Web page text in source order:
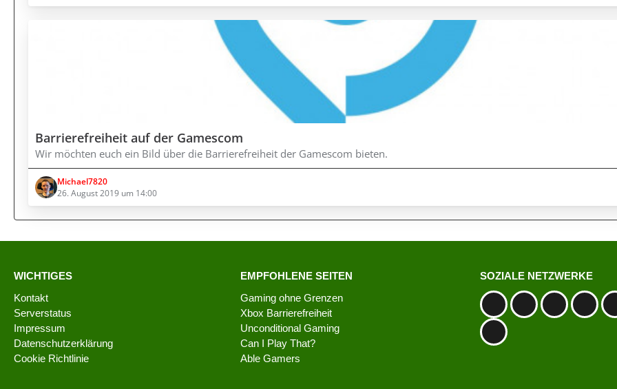
Barrierefreiheit auf der Gamescom
Wir möchten euch ein Bild über die Barrierefreiheit der Gamescom bieten.
Michael7820
26. August 2019 um 14:00
WICHTIGES
Kontakt
Serverstatus
Impressum
Datenschutzerklärung
Cookie Richtlinie
EMPFOHLENE SEITEN
Gaming ohne Grenzen
Xbox Barrierefreiheit
Unconditional Gaming
Can I Play That?
Able Gamers
SOZIALE NETZWERKE